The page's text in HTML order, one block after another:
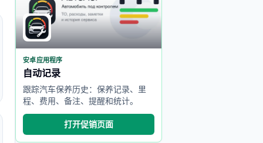
安卓应用程序
自动记录
跟踪汽车保养历史：保养记录、里
程、费用、备注、提醒和统计。
打开促销页面